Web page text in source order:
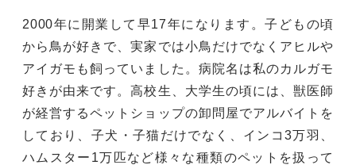
2000年に開業して早17年になります。子どもの頃
から鳥が好きで、実家では小鳥だけでなくアヒルや
アイガモも飼っていました。病院名は私のカルガモ
好きが由来です。高校生、大学生の頃には、獣医師
が経営するペットショップの卸問屋でアルバイトを
しており、子犬・子猫だけでなく、インコ3万羽、
ハムスター1万匹など様々な種類のペットを扱って